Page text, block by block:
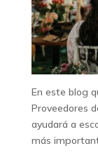
En este blog
Proveedores
ayudará a
más